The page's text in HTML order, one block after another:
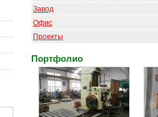
Завод
Офис
Проекты
Портфолио